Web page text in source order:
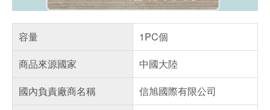
容量
1PC個
商品來源國家
中國大陸
國內負責廠商名稱
信旭國際有限公司